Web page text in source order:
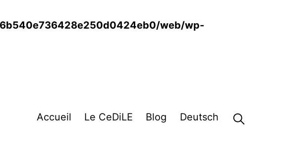
web/wp-
Accueil Le CeDiLE Blog Deutsch